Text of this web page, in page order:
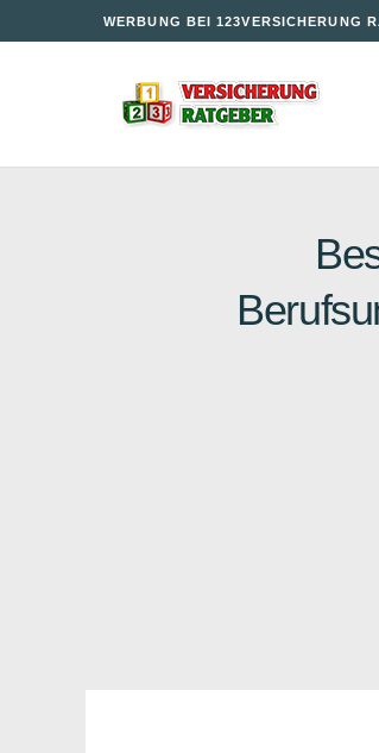
WERBUNG BEI 123VERSICHERUNG